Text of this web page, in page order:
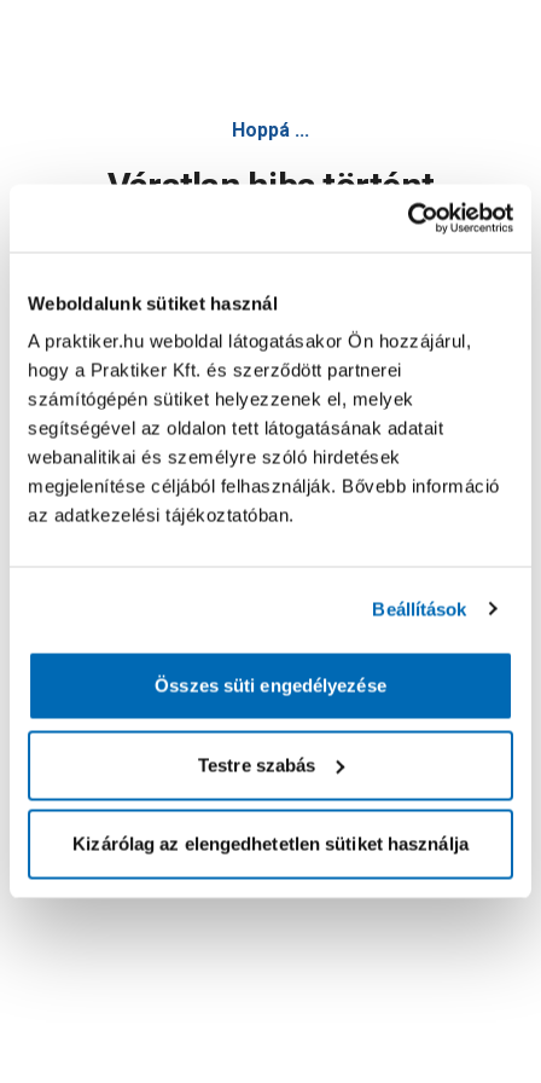
Weboldalunk sütiket használ
A praktiker.hu weboldal látogatásakor Ön hozzájárul,
hogy a Praktiker Kft. és szerződött partnerei
számítógépén sütiket helyezzenek el, melyek
segítségével az oldalon tett látogatásának adatait
webanalitikai és személyre szóló hirdetések
megjelenítése céljából felhasználják. Bővebb információ
az adatkezelési tájékoztatóban.
Beállítások
Összes süti engedélyezése
Testre szabás
Kizárólag az elengedhetetlen sütiket használja
Hoppá ...
Váratlan hiba történt
Oldal újratöltése